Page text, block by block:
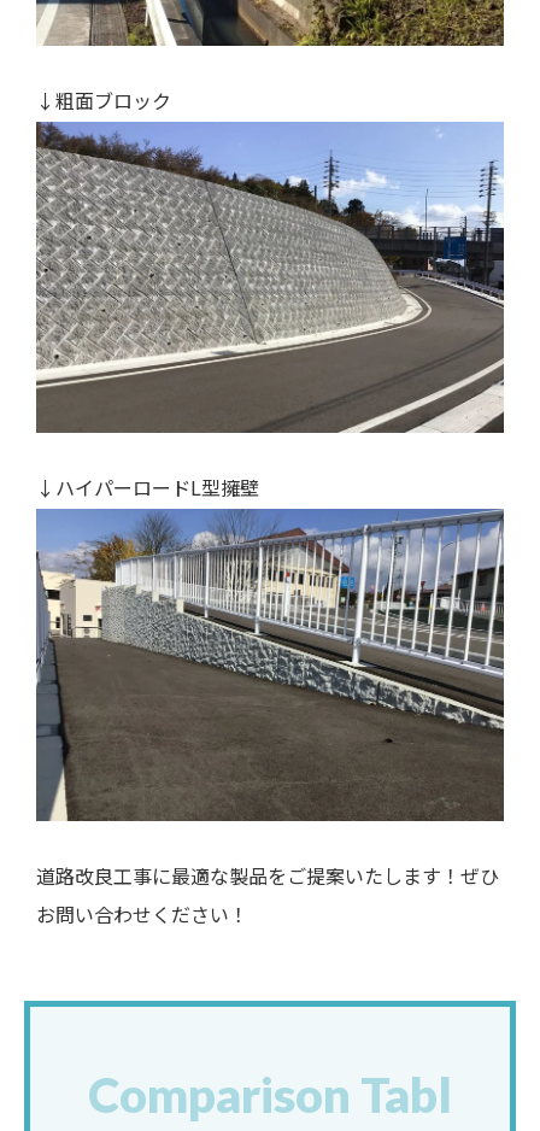
↓粗面ブロック
↓ハイパーロードL型擁壁
道路改良工事に最適な製品をご提案いたします！ぜひ
お問い合わせください！
Comparison Tabl